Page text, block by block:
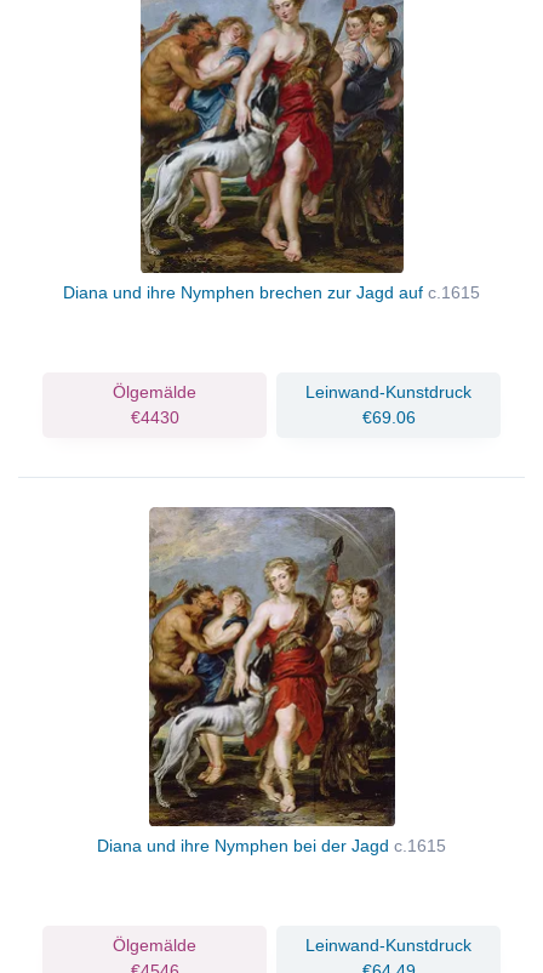
Diana und ihre Nymphen brechen zur Jagd auf c.1615
Ölgemälde
€4430
Leinwand-Kunstdruck
€69.06
Diana und ihre Nymphen bei der Jagd c.1615
Ölgemälde
Leinwand-Kunstdruck